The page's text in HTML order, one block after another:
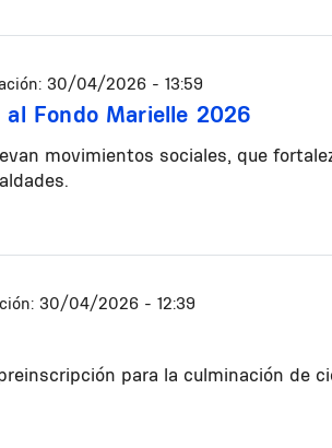
30/04/2026 - 13:59
Fondo Marielle 2026
movimientos sociales, que
30/04/2026 - 12:39
para la culminación de